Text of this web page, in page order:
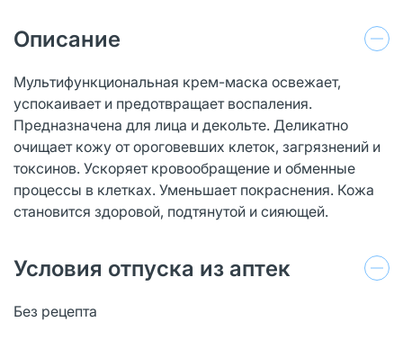
Описание
Мультифункциональная крем-маска освежает,
успокаивает и предотвращает воспаления.
Предназначена для лица и декольте. Деликатно
очищает кожу от ороговевших клеток, загрязнений и
токсинов. Ускоряет кровообращение и обменные
процессы в клетках. Уменьшает покраснения. Кожа
становится здоровой, подтянутой и сияющей.
Условия отпуска из аптек
Без рецепта